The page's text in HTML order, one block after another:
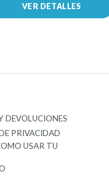
VER DETALLES
DEVOLUCIONES
PRIVACIDAD
USAR TU